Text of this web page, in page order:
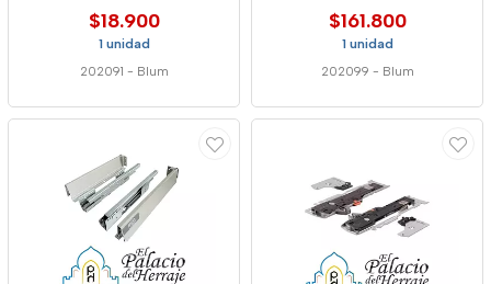
$18.900
1 unidad
202091 - Blum
Blum
$161.800
1 unidad
202099 - Blum